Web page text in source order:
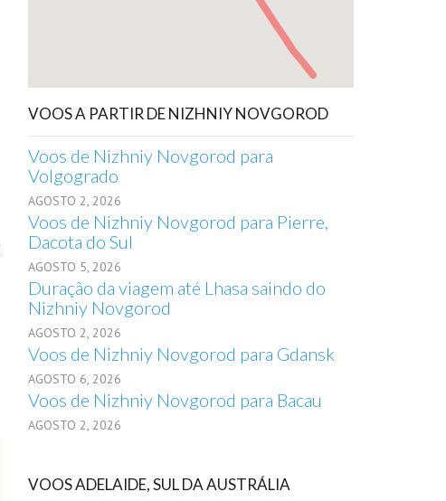
VOOS A PARTIR DE NIZHNIY NOVGOROD
Voos de Nizhniy Novgorod para
Volgogrado
AGOSTO 2, 2026
Voos de Nizhniy Novgorod para Pierre,
Dacota do Sul
AGOSTO 5, 2026
Duração da viagem até Lhasa saindo do
Nizhniy Novgorod
AGOSTO 2, 2026
Voos de Nizhniy Novgorod para Gdansk
AGOSTO 6, 2026
Voos de Nizhniy Novgorod para Bacau
AGOSTO 2, 2026
VOOS ADELAIDE, SUL DA AUSTRÁLIA